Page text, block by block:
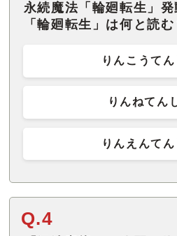
永続魔法「輪廻転生」
「輪廻転生」は何と読む
りんこうてん
りんねてん
りんえんてん
Q.4